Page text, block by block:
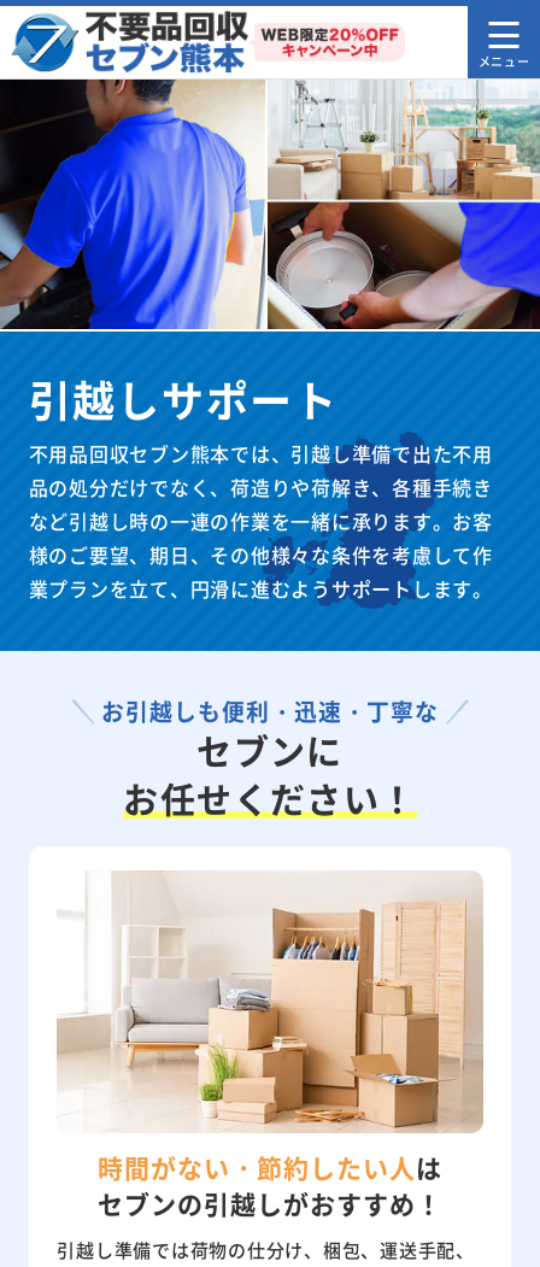
引越しサポート
不用品回収セブン熊本では、引越し準備で出た不用
品の処分だけでなく、荷造りや荷解き、各種手続き
など引越し時の一連の作業を一緒に承ります。お客
様のご要望、期日、その他様々な条件を考慮して作
業プランを立て、円滑に進むようサポートします。
お引越しも便利・迅速・丁寧な
セブンに
お任せください！
時間がない・節約したい人 は
セブンの引越しがおすすめ！
引越し準備では荷物の仕分け、梱包、運送手配、